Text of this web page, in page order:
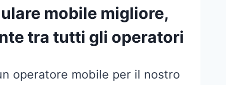
mobile migliore,
tra tutti gli operatori
operatore mobile per il nostro